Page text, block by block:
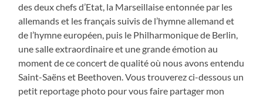
des deux chefs d’Etat, la Marseillaise entonnée par les
allemands et les français suivis de l’hymne allemand et
de l’hymne européen, puis le Philharmonique de Berlin,
une salle extraordinaire et une grande émotion au
moment de ce concert de qualité où nous avons entendu
Saint-Saëns et Beethoven. Vous trouverez ci-dessous un
petit reportage photo pour vous faire partager mon